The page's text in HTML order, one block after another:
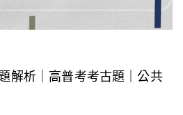
解析｜高普考考古題｜公共